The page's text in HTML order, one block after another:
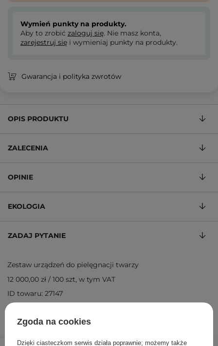
Wymień punkty na produkty.
Aby to zrobić zaloguj się. Nie masz konta,
zarejestruj się i wymieniaj punkty na produkty.
Gwarancja i polityka zwrotów
OPIS PRODUKTU
ZALECENIA
OPINIE
EKOLOGIA
ZADAJ PYTANIE
Zestaw urządzeń do pielęgnacji twarzy
12 000,00 zł / 100 szt, w tym VAT
ID towaru: 27147
Zgoda na cookies
Dzięki ciasteczkom serwis działa poprawnie; możemy także